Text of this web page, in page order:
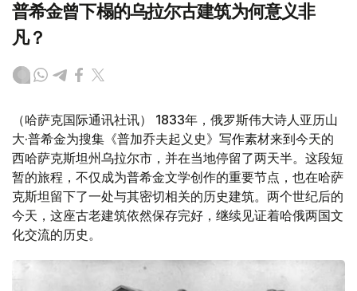
普希金曾下榻的乌拉尔古建筑为何意义非
凡？
（哈萨克国际通讯社讯） 1833年，俄罗斯伟大诗人亚历山
大·普希金为搜集《普加乔夫起义史》写作素材来到今天的
西哈萨克斯坦州乌拉尔市，并在当地停留了两天半。这段短
暂的旅程，不仅成为普希金文学创作的重要节点，也在哈萨
克斯坦留下了一处与其密切相关的历史建筑。两个世纪后的
今天，这座古老建筑依然保存完好，继续见证着哈俄两国文
化交流的历史。